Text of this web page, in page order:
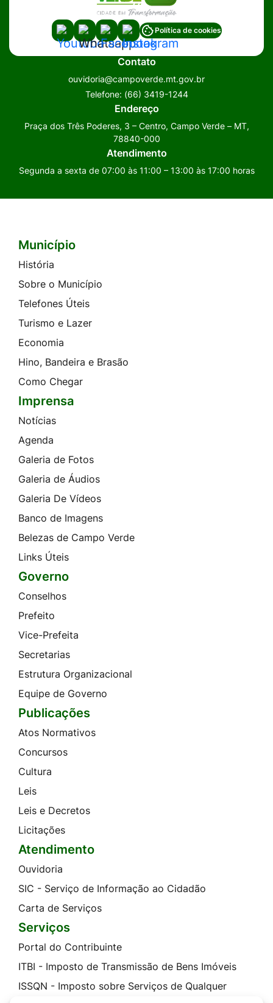
Acessar
a
Social
Acessar
a
Social
Whatsapp
Acessar
a
Rede
Social
Facebook
Acessar
a
Rede
Social
Instagram
Política de cookies
Contato
ouvidoria@campoverde.mt.gov.br
Telefone: (66) 3419-1244
Endereço
Praça dos Três Poderes, 3 – Centro, Campo Verde – MT,
78840-000
Atendimento
Segunda a sexta de 07:00 às 11:00 – 13:00 às 17:00 horas
Seção do Rodapé e Contato
Município
História
Sobre o Município
Telefones Úteis
Turismo e Lazer
Economia
Hino, Bandeira e Brasão
Como Chegar
Imprensa
Notícias
Agenda
Galeria de Fotos
Galeria de Áudios
Galeria De Vídeos
Banco de Imagens
Belezas de Campo Verde
Links Úteis
Governo
Conselhos
Prefeito
Vice-Prefeita
Secretarias
Estrutura Organizacional
Equipe de Governo
Publicações
Atos Normativos
Concursos
Cultura
Leis
Leis e Decretos
Licitações
Atendimento
Ouvidoria
SIC - Serviço de Informação ao Cidadão
Carta de Serviços
Serviços
Portal do Contribuinte
ITBI - Imposto de Transmissão de Bens Imóveis
ISSQN - Imposto sobre Serviços de Qualquer